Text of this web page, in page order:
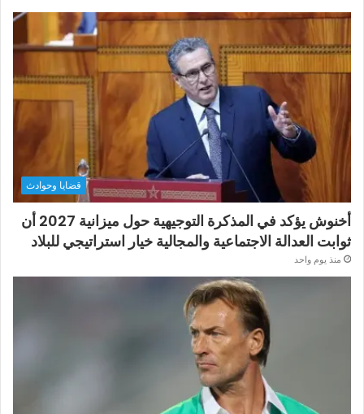
قضايا وحوادث
أخنوش يؤكد في المذكرة التوجيهية حول ميزانية 2027 أن
ثوابت العدالة الاجتماعية والمجالية خيار استراتيجي للبلاد
منذ يوم واحد